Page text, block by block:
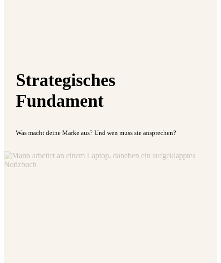
Strategisches
Fundament
Was macht deine Marke aus? Und wen muss sie ansprechen?